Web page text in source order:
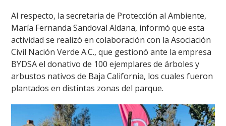
Al respecto, la secretaria de Protección al Ambiente,
María Fernanda Sandoval Aldana, informó que esta
actividad se realizó en colaboración con la Asociación
Civil Nación Verde A.C., que gestionó ante la empresa
BYDSA el donativo de 100 ejemplares de árboles y
arbustos nativos de Baja California, los cuales fueron
plantados en distintas zonas del parque.